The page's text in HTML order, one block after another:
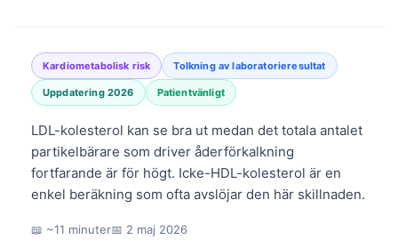
Kardiometabolisk risk Tolkning av laboratorieresultat
Uppdatering 2026 Patientvänligt
LDL-kolesterol kan se bra ut medan det totala antalet
partikelbärare som driver åderförkalkning
fortfarande är för högt. Icke-HDL-kolesterol är en
enkel beräkning som ofta avslöjar den här skillnaden.
📖 ~11 minuter📅 2 maj 2026